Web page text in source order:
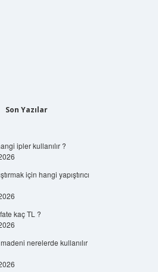
Son Yazılar
ipler kullanılır ?
için hangi yapıştırıcı
kaç TL ?
nerelerde kullanılır